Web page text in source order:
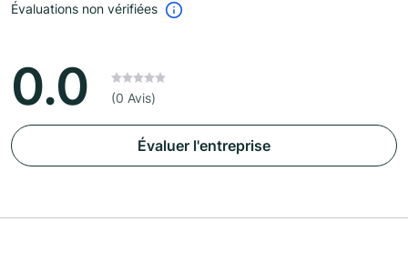
Évaluations non vérifiées
0.0 (0 Avis)
Évaluer l'entreprise